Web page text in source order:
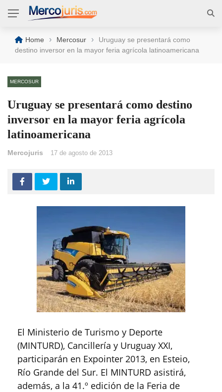
Home › Mercosur ›
Uruguay se presentará como
destino inversor en la mayor feria agrícola latinoamericana
MERCOSUR
Uruguay se presentará como destino
inversor en la mayor feria agrícola
latinoamericana
Mercojuris 17 de agosto de 2013
El Ministerio de Turismo y Deporte
(MINTURD), Cancillería y Uruguay XXI,
participarán en Expointer 2013, en Esteio,
Río Grande del Sur. El MINTURD asistirá,
además, a la 41.º edición de la Feria de